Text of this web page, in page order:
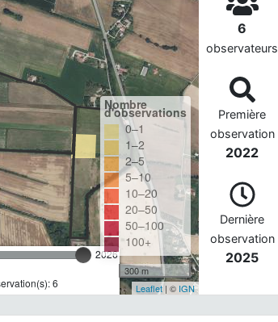
2026
6
Nombre
d'observations
0–1
1–2
2–5
5–10
10–20
20–50
50–100
100+
300 m
Leaflet| © IGN
6
observateurs
Première
observation
2022
Dernière
observation
2025